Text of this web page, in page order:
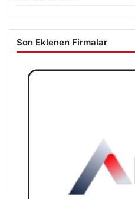
Son Eklenen Firmalar